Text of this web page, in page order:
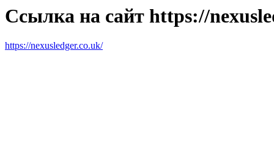
Ссылка на сайт https://
https://nexusledger.co.uk/